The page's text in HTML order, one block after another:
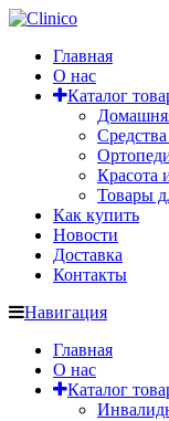
Главная
О нас
Каталог
Красота
Товары
Как купить
Новости
Доставка
Контакты
Навигация
Главная
О нас
Каталог